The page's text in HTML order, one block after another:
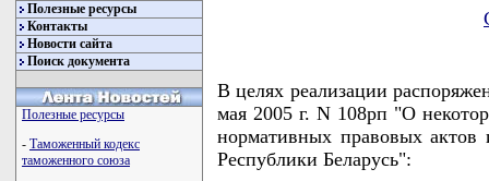
Полезные ресурсы
Контакты
Новости сайта
Поиск документа
Полезные ресурсы
- Таможенный кодекс
таможенного союза
В целях реализации
мая 2005 г. N 108рп "О
нормативных правовых актов
Республики Беларусь":